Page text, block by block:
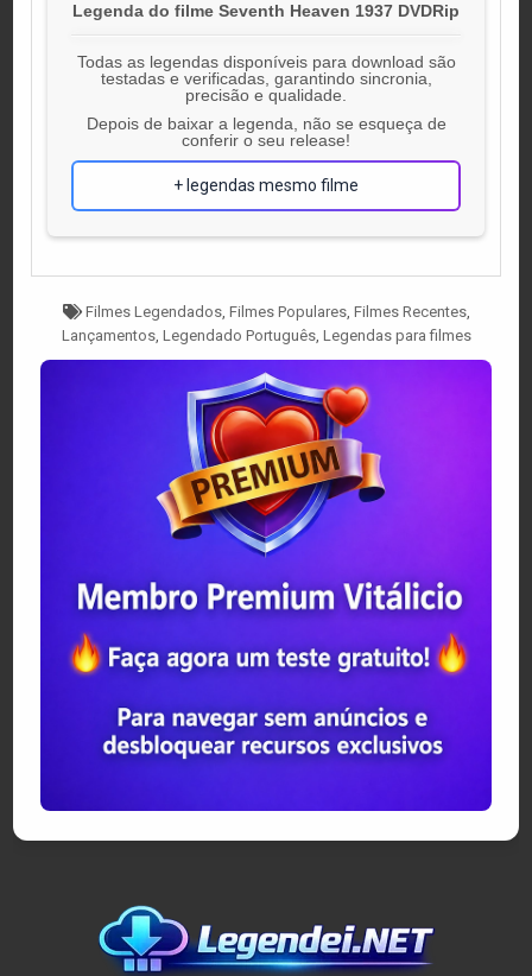
Legenda do filme Seventh Heaven 1937 DVDRip
Todas as legendas disponíveis para download são
testadas e verificadas, garantindo sincronia,
precisão e qualidade.
Depois de baixar a legenda, não se esqueça de
conferir o seu release!
+ legendas mesmo filme
Tagged
Filmes Legendados, Filmes Populares, Filmes Recentes,
Lançamentos, Legendado Português, Legendas para filmes